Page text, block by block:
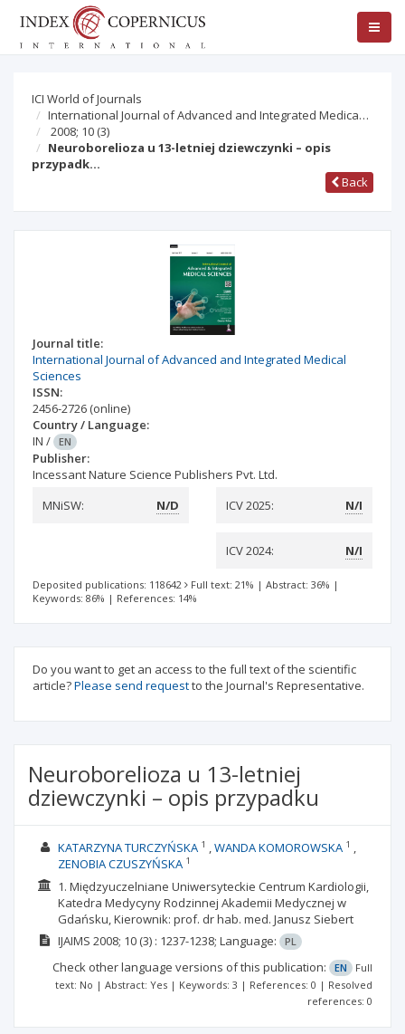
ICI World of Journals
International Journal of Advanced and Integrated Medica…
2008; 10 (3)
Neuroborelioza u 13-letniej dziewczynki – opis
przypadk…
Back
Journal title:
International Journal of Advanced and Integrated Medical
Sciences
ISSN:
2456-2726 (online)
Country / Language:
IN / EN
Publisher:
Incessant Nature Science Publishers Pvt. Ltd.
MNiSW:
N/D ICV 2025: N/I
ICV 2024: N/I
Deposited publications: 118642 Full text: 21% | Abstract: 36% |
Keywords: 86% | References: 14%
Do you want to get an access to the full text of the scientific
article?Please send requestto the Journal's Representative.
Neuroborelioza u 13-letniej
dziewczynki – opis przypadku
KATARZYNA TURCZYŃSKA 1 WANDA KOMOROWSKA 1
ZENOBIA CZUSZYŃSKA 1
1. Międzyuczelniane Uniwersyteckie Centrum Kardiologii,
Katedra Medycyny Rodzinnej Akademii Medycznej w
Gdańsku, Kierownik: prof. dr hab. med. Janusz Siebert
IJAIMS 2008; 10(3) : 1237-1238; Language: PL
Check other language versions of this publication: EN
Full
text: No | Abstract: Yes | Keywords: 3 | References: 0 | Resolved
references: 0